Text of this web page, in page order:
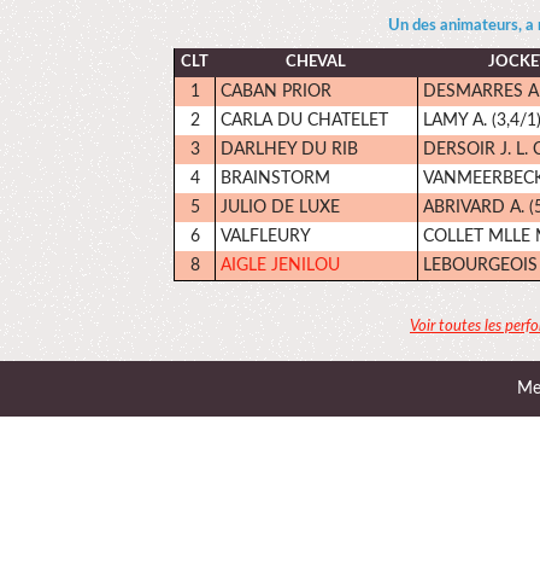
Un des animateurs, a
CLT CHEVAL
1 CABAN PRIOR
DESMARRES
2
CARLA DU CHATELET
LAMY A. (3,4/1)
3
DARLHEY DU RIB
DERSOIR J. L.
4
BRAINSTORM
5
JULIO DE LUXE
ABRIVARD A.
6
VALFLEURY
COLLET MLLE
8
AIGLE JENILOU
Voir toutes les